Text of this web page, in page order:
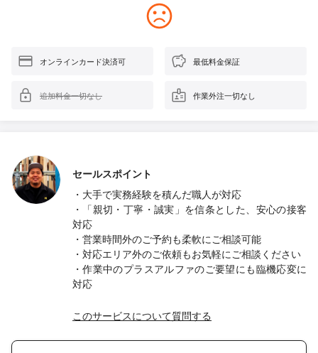
オンラインカード決済可 最低料金保証
追加料金一切なし 作業外注一切なし
セールスポイント
・大手で実務経験を積んだ職人が対応
・「親切・丁寧・誠実」を信条とした、安心の接客
対応
・営業時間外のご予約も柔軟にご相談可能
・対応エリア外のご依頼もお気軽にご相談ください
・作業中のプラスアルファのご要望にも臨機応変に
対応
このサービスについて質問する